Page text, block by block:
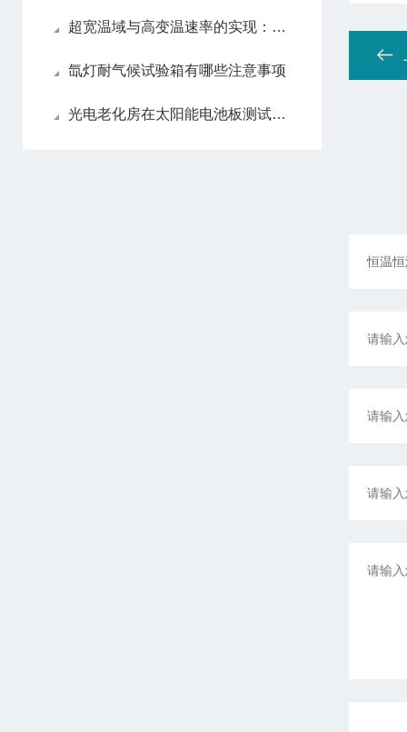
超宽温域与高变温速率的实现：快速温度变化试验箱核心技术解析
氙灯耐气候试验箱有哪些注意事项
光电老化房在太阳能电池板测试中的应用